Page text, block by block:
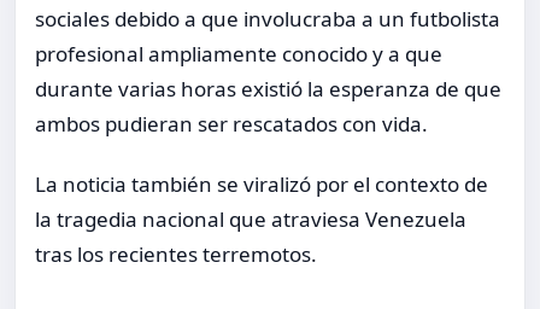
sociales debido a que involucraba a un futbolista
profesional ampliamente conocido y a que
durante varias horas existió la esperanza de que
ambos pudieran ser rescatados con vida.
La noticia también se viralizó por el contexto de
la tragedia nacional que atraviesa Venezuela
tras los recientes terremotos.